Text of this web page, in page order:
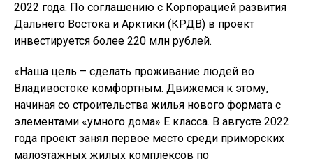
2022 года. По соглашению с Корпорацией развития
Дальнего Востока и Арктики (КРДВ) в проект
инвестируется более 220 млн рублей.
«Наша цель – сделать проживание людей во
Владивостоке комфортным. Движемся к этому,
начиная со строительства жилья нового формата с
элементами «умного дома» Е класса. В августе 2022
года проект занял первое место среди приморских
малоэтажных жилых комплексов по